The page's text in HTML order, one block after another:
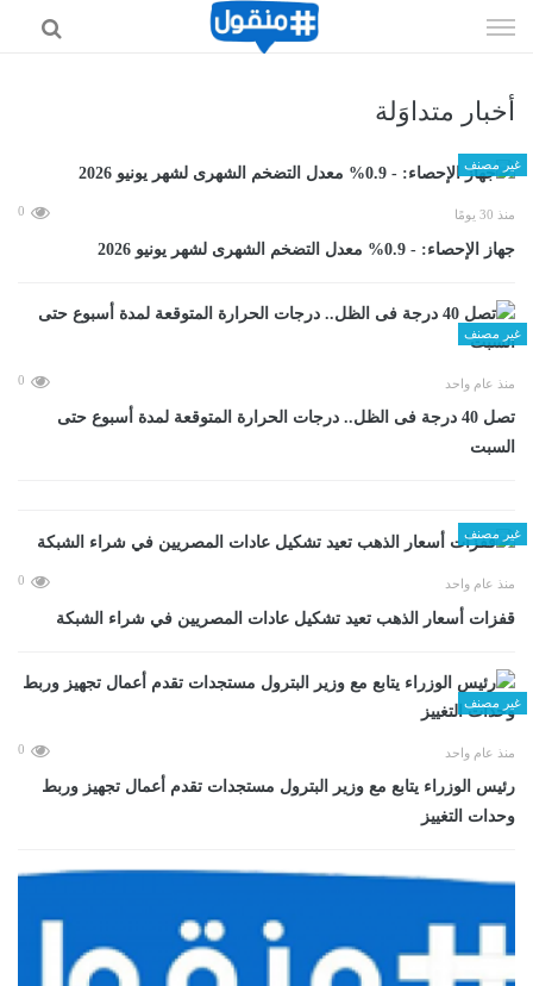
الى
أخبار متداوَلة
غير مصنف
منذ 30 يومًا 0
جهاز الإحصاء: - 0.9% معدل التضخم الشهرى لشهر يونيو 2026
غير مصنف
منذ عام واحد 0
تصل 40 درجة فى الظل.. درجات الحرارة المتوقعة لمدة أسبوع حتى
السبت
غير مصنف
منذ عام واحد 0
قفزات أسعار الذهب تعيد تشكيل عادات المصريين في شراء الشبكة
غير مصنف
منذ عام واحد 0
رئيس الوزراء يتابع مع وزير البترول مستجدات تقدم أعمال تجهيز وربط
وحدات التغييز